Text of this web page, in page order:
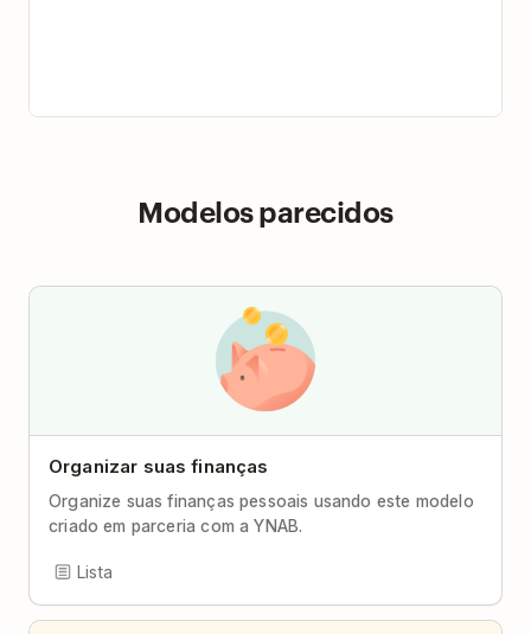
Modelos parecidos
Organizar suas finanças
Organize suas finanças pessoais usando este modelo
criado em parceria com a YNAB.
Lista